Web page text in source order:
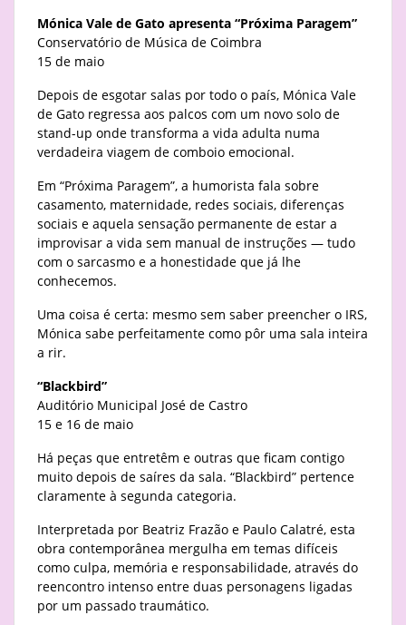
Mónica Vale de Gato apresenta “Próxima Paragem”
Conservatório de Música de Coimbra
15 de maio
Depois de esgotar salas por todo o país, Mónica Vale
de Gato regressa aos palcos com um novo solo de
stand-up onde transforma a vida adulta numa
verdadeira viagem de comboio emocional.
Em “Próxima Paragem”, a humorista fala sobre
casamento, maternidade, redes sociais, diferenças
sociais e aquela sensação permanente de estar a
improvisar a vida sem manual de instruções — tudo
com o sarcasmo e a honestidade que já lhe
conhecemos.
Uma coisa é certa: mesmo sem saber preencher o IRS,
Mónica sabe perfeitamente como pôr uma sala inteira
a rir.
“Blackbird”
Auditório Municipal José de Castro
15 e 16 de maio
Há peças que entretêm e outras que ficam contigo
muito depois de saíres da sala. “Blackbird” pertence
claramente à segunda categoria.
Interpretada por Beatriz Frazão e Paulo Calatré, esta
obra contemporânea mergulha em temas difíceis
como culpa, memória e responsabilidade, através do
reencontro intenso entre duas personagens ligadas
por um passado traumático.